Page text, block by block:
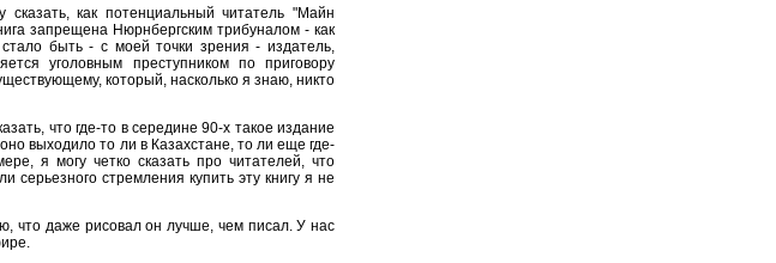
как потенциальный читатель "Майн
запрещена Нюрнбергским трибуналом - как
быть - с моей точки зрения - издатель,
уголовным преступником по приговору
который, насколько я знаю, никто
что где-то в середине 90-х такое издание
выходило то ли в Казахстане, то ли еще где-
я могу четко сказать про читателей, что
серьезного стремления купить эту книгу я не
что даже рисовал он лучше, чем писал. У нас